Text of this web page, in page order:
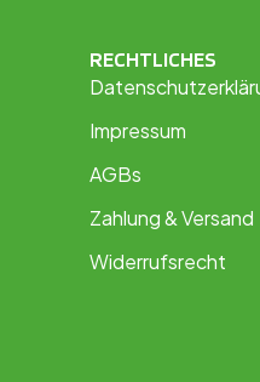
RECHTLICHES
Impressum
AGBs
Zahlung & Versand
Widerrufsrecht